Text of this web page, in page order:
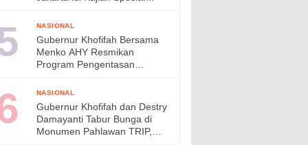
di Jepang
NASIONAL
Gubernur Khofifah Bersama
Menko AHY Resmikan
Program Pengentasan
Wujudkan Lingkungan ASRI di
Gresik
NASIONAL
Gubernur Khofifah dan Destry
Damayanti Tabur Bunga di
Monumen Pahlawan TRIP,